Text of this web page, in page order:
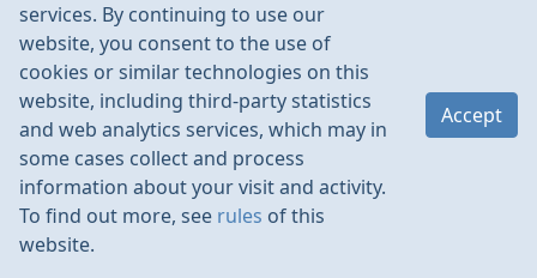
Каждая поверхность обтянута целым куском,
законцовки отдельно не обтягивались.
services. By continuing to use our
website, you consent to the use of
cookies or similar technologies on this
website, including third-party statistics
and web analytics services, which may in
some cases collect and process
information about your visit and activity.
To find out more, see rules of this
website.
Accept